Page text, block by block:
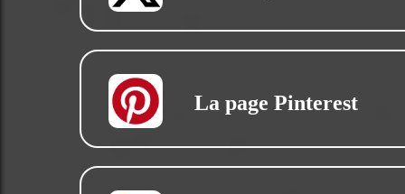
La page Pinterest